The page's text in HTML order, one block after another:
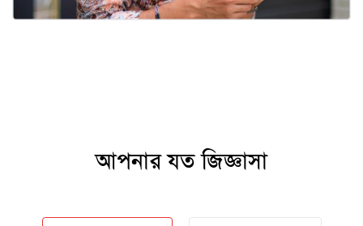
আপনার যত জিজ্ঞাসা